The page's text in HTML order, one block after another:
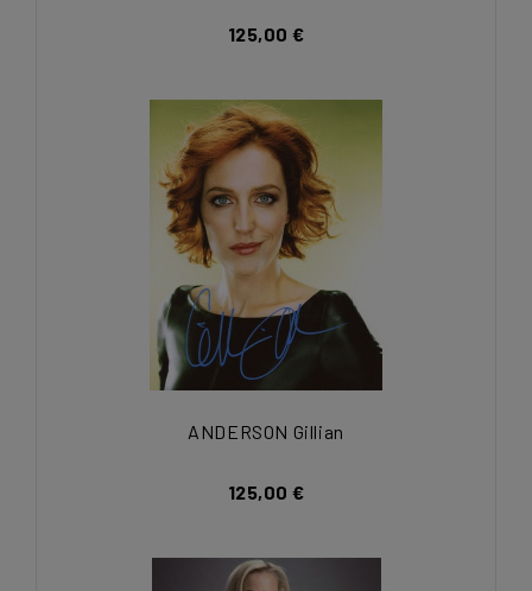
125,00 €
ANDERSON Gillian
125,00 €